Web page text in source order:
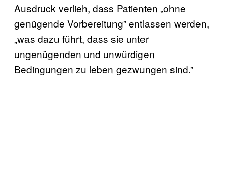
Ausdruck verlieh, dass Patienten „ohne
genügende Vorbereitung” entlassen werden,
„was dazu führt, dass sie unter
ungenügenden und unwürdigen
Bedingungen zu leben gezwungen sind.”